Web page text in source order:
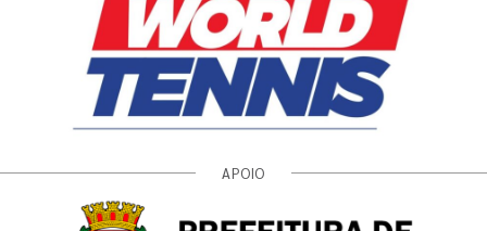
APOIO